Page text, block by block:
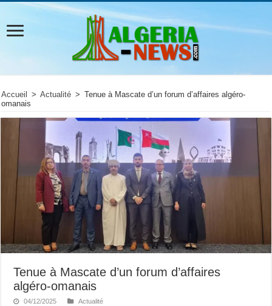
Accueil > Actualité > Tenue à Mascate d’un forum d’affaires algéro-
omanais
Tenue à Mascate d’un forum d’affaires
algéro-omanais
04/12/2025 Actualité